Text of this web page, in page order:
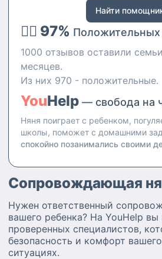
Найти
👍🏻 97% Положительных
1000 отзывов оставили
месяцев.
Из них 970 - положительные.
YouHelp — свобода на
Няня поиграет с ребенком,
школы, поможет с домашними
спокойно позанимались своими
Сопровождающая
Нужен ответственный
вашего ребенка? На YouHelp вы
проверенных специалистов,
безопасность и комфорт
ситуациях.